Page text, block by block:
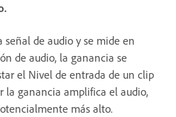
de audio y se mide en
de audio, la ganancia se
el Nivel de entrada de un clip
la ganancia amplifica el audio,
más alto.